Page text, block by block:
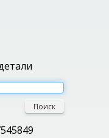
Поиск